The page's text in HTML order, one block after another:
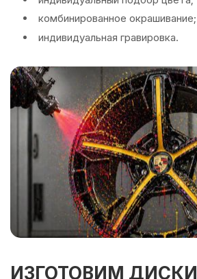
комбинированное окрашивание;
индивидуальная гравировка.
ИЗГОТОВИМ ДИСКИ